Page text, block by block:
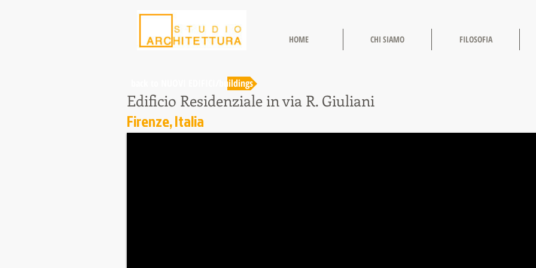
HOME CHI SIAMO FILOSOFIA
Edificio Residenziale in via R. Giuliani
Firenze, Italia
back to NUOVI EDIFICI/buildings